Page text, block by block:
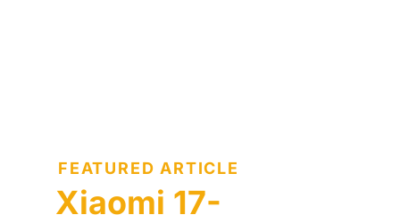
FEATURED ARTICLE
Xiaomi 17-